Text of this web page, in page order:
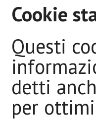
Cookie
Questi
detti
per